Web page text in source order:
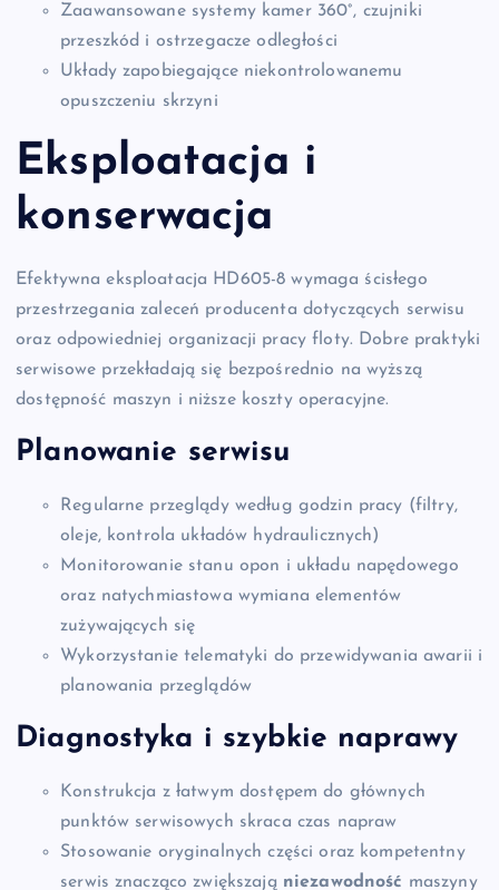
Zaawansowane systemy kamer 360°, czujniki
przeszkód i ostrzegacze odległości
Układy zapobiegające niekontrolowanemu
opuszczeniu skrzyni
Eksploatacja i
konserwacja
Efektywna eksploatacja HD605-8 wymaga ścisłego
przestrzegania zaleceń producenta dotyczących serwisu
oraz odpowiedniej organizacji pracy floty. Dobre praktyki
serwisowe przekładają się bezpośrednio na wyższą
dostępność maszyn i niższe koszty operacyjne.
Planowanie serwisu
Regularne przeglądy według godzin pracy (filtry,
oleje, kontrola układów hydraulicznych)
Monitorowanie stanu opon i układu napędowego
oraz natychmiastowa wymiana elementów
zużywających się
Wykorzystanie telematyki do przewidywania awarii i
planowania przeglądów
Diagnostyka i szybkie naprawy
Konstrukcja z łatwym dostępem do głównych
punktów serwisowych skraca czas napraw
Stosowanie oryginalnych części oraz kompetentny
serwis znacząco zwiększają niezawodność maszyny